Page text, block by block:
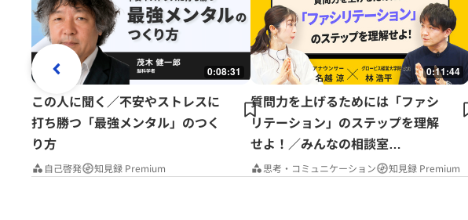
0:08:31
この人に聞く／不安やストレスに
打ち勝つ「最強メンタル」のつく
り方
自己啓発 知見録 Premium
0:11:44
質問力を上げるためには「ファシ
リテーション」のステップを理解
せよ！／みんなの相談室
Premium
思考・コミュニケーション 知見録 Premium